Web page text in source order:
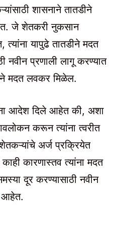
शासनाने तातडीने
जे शेतकरी नुकसान
यापुढे तातडीने मदत
नवीन प्रणाली लागू करण्यात
मदत लवकर मिळेल.
आदेश दिले आहेत की, अशा
करून त्यांना त्वरीत
अर्ज प्रक्रियेत
कारणास्तव त्यांना मदत
दूर करण्यासाठी नवीन
आहेत.